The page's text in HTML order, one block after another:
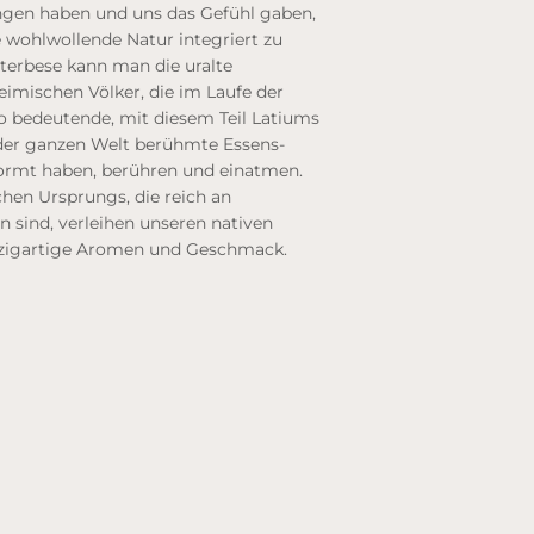
haben und uns das Gefühl gaben,
wohlwollende Natur integriert zu
kann man die uralte
Völker, die im Laufe der
bedeutende, mit diesem Teil Latiums
ganzen Welt berühmte Essens-
haben, berühren und einatmen.
Ursprungs, die reich an
sind, verleihen unseren nativen
Aromen und Geschmack.